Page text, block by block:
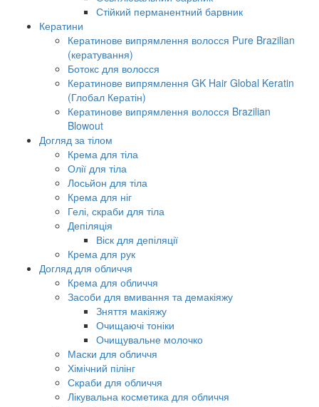
Стійкий перманентний барвник
Кератини
Кератинове випрямлення волосся Pure Brazilian
(кератування)
Ботокс для волосся
Кератинове випрямлення GK Hair Global Keratin
(Глобал Кератін)
Кератинове випрямлення волосся Brazilian
Blowout
Догляд за тілом
Крема для тіла
Олії для тіла
Лосьйон для тіла
Крема для ніг
Гелі, скраби для тіла
Депіляція
Віск для депіляції
Крема для рук
Догляд для обличчя
Крема для обличчя
Засоби для вмивання та демакіяжу
Зняття макіяжу
Очищаючі тоніки
Очищувальне молочко
Маски для обличчя
Хімічний пілінг
Скраби для обличчя
Лікувальна косметика для обличчя